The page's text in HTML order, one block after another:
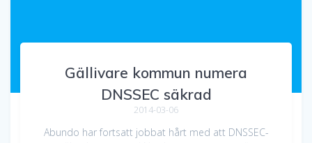
Gällivare kommun numera
DNSSEC säkrad
2014-03-06
Abundo har fortsatt jobbat hårt med att DNSSEC-